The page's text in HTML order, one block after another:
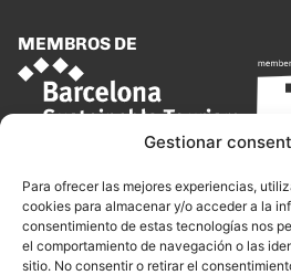
Gestionar
Para ofrecer las mejores experiencias,
cookies para almacenar y/o acceder a la
consentimiento de estas tecnologías nos
el comportamiento de navegación o las
sitio. No consentir o retirar el
MEMBROS DE